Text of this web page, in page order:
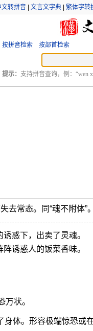
文转拼音 文言文字典 繁体字转
按拼音检索 按部首检索
提示： 支持拼音查询，例：“wen
去常态。同“魂不附体”
惑下，出卖了灵魂。
诱惑人的饭菜香味。
万状。
身体。形容极端惊恐或